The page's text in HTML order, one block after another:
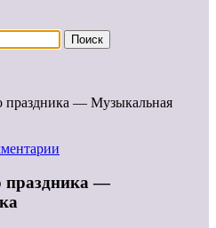
праздника — Музыкальная
праздника —